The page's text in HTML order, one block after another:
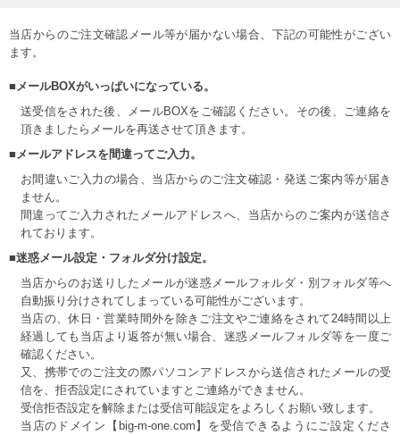
当店からのご注文確認メール等が届かない場合、下記の可能性がござい
ます。
■メールBOXがいっぱいになっている。
送受信をされた後、メールBOXをご確認ください。その後、ご連絡を
頂きましたらメールを再送させて頂きます。
■メールアドレスを間違ってご入力。
お間違いご入力の場合、当店からのご注文確認・発送ご案内等が届き
ません。
間違ってご入力されたメールアドレスへ、当店からのご案内が送信さ
れております。
■迷惑メール設定・フォルダ分け設定。
当店からのお送りしたメールが迷惑メールフォルダ・別フォルダ等へ
自動振り分けされてしまっている可能性がございます。
当店の、休日・営業時間外を除きご注文やご連絡をされて24時間以上
経過しても当店より返答が無い場合、迷惑メールフォルダ等を一度ご
確認ください。
又、携帯でのご注文の際パソコンアドレスから送信されたメールの受
信を、拒否設定にされていますとご連絡ができません。
受信拒否設定を解除または受信可能設定をよろしくお願い致します。
当店のドメイン【big-m-one.com】を受信できるようにご設定くださ